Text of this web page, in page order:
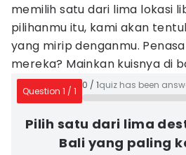
memilih satu dari lima lokasi
pilihanmu itu, kami akan
yang mirip denganmu.
mereka? Mainkan kuisnya di
Question 1 / 1
0 / 1quiz has been
Pilih satu dari lima
Bali yang paling